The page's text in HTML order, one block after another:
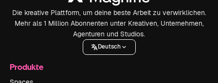
Die kreative Plattform, um deine beste Arbeit zu verwirklichen.
Mehr als 1 Million Abonnenten unter Kreativen, Unternehmen,
Agenturen und Studios.
Deutsch
Produkte